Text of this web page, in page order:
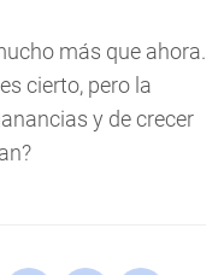
más que ahora.
cierto, pero la
y de crecer